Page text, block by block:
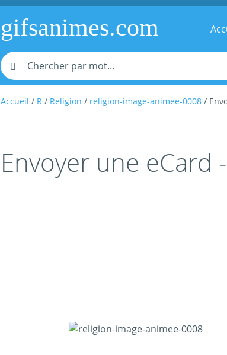
gifsanimes.com
Accueil / R / Religion / religion-image-animee-0008 /
Envoyer une